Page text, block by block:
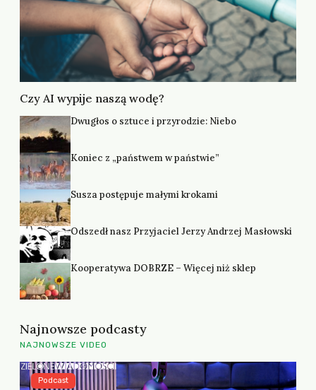
Czy AI wypije naszą wodę?
Dwugłos o sztuce i przyrodzie: Niebo
Koniec z „państwem w państwie”
Susza postępuje małymi krokami
Odszedł nasz Przyjaciel Jerzy Andrzej Masłowski
Kooperatywa DOBRZE – Więcej niż sklep
Najnowsze podcasty
NAJNOWSZE VIDEO
Podcast